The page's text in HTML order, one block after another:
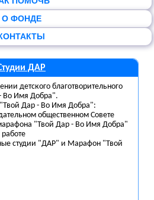
О ФОНДЕ
ДАР
детского благотворительного
Во Имя Добра".
Дар - Во Имя Добра":
общественном Совете
"Твой Дар - Во Имя Добра"
студии "ДАР" и Марафон "Твой